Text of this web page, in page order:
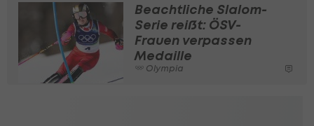
Beachtliche Slalom-
Serie reißt: ÖSV-
Frauen verpassen
Medaille
Olympia